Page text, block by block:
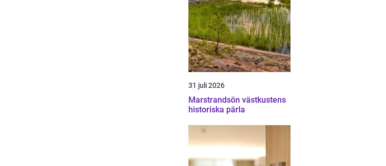
31 juli 2026
Marstrandsön västkustens
historiska pärla